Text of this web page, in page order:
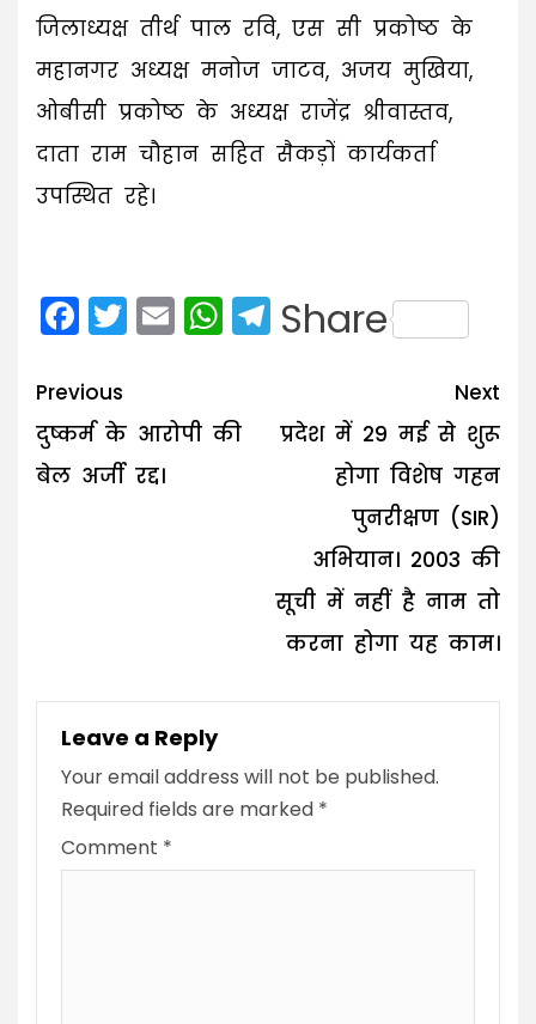
जिलाध्यक्ष तीर्थ पाल रवि, एस सी प्रकोष्ठ के
महानगर अध्यक्ष मनोज जाटव, अजय मुखिया,
ओबीसी प्रकोष्ठ के अध्यक्ष राजेंद्र श्रीवास्तव,
दाता राम चौहान सहित सैकड़ों कार्यकर्ता
उपस्थित रहे।
Facebook
Twitter
EmailWhatsApp
Telegram
Share
Post
navigation
Previous
दुष्कर्म के आरोपी की
बेल अर्जी रद्द।
Next
प्रदेश में 29 मई से शुरू
होगा विशेष गहन
पुनरीक्षण (SIR)
अभियान। 2003 की
सूची में नहीं है नाम तो
करना होगा यह काम।
Leave a Reply
Your email address will not be published.
Required fields are marked *
Comment *